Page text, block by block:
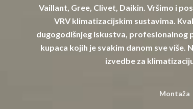
Vaillant, Gree, Clivet, Daikin. Vršimo i
VRV klimatizacijskim sustavima.
dugogodišnjeg iskustva, profesionalnog
kupaca kojih je svakim danom sve više.
izvedbe za
Montaža